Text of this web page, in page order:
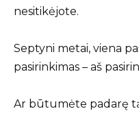
nesitikėjote.
Septyni metai, viena
pasirinkimas – aš
Ar būtumėte padarę